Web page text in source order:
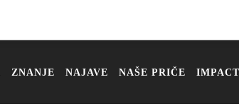
ZNANJE NAJAVE NAŠE PRIČE IMPACT